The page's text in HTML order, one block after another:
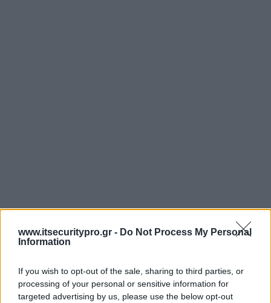
www.itsecuritypro.gr - Do Not Process My Personal
Information
If you wish to opt-out of the sale, sharing to third parties, or
processing of your personal or sensitive information for
targeted advertising by us, please use the below opt-out